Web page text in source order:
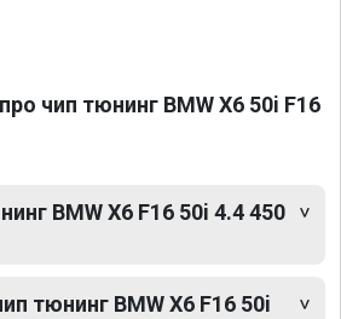
чип тюнинг BMW X6 50i F16
BMW X6 F16 50i 4.4 450
тюнинг BMW X6 F16 50i